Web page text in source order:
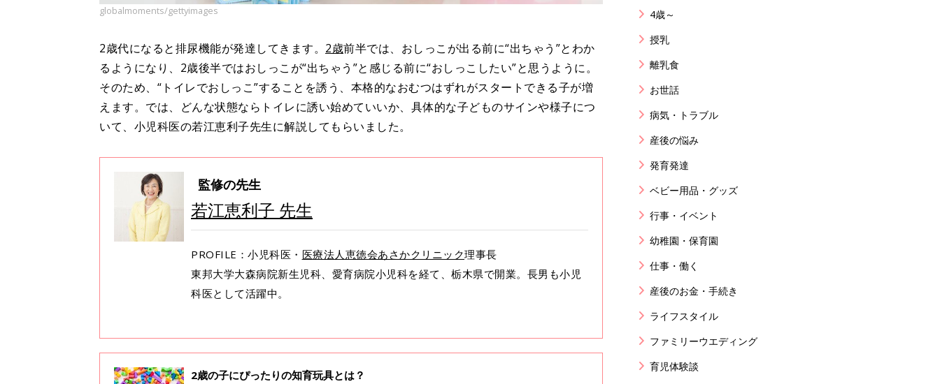
globalmoments/gettyimages
2歳代になると排尿機能が発達してきます。 2歳前半では、おしっこが出る前に“出ちゃう”とわか
るようになり、2歳後半ではおしっこが“出ちゃう”と感じる前に“おしっこしたい”と思うように。
そのため、“トイレでおしっこ”することを誘う、本格的なおむつはずれがスタートできる子が増
えます。では、どんな状態ならトイレに誘い始めていいか、具体的な子どものサインや様子につ
いて、小児科医の若江恵利子先生に解説してもらいました。
監修の先生
若江恵利子 先生
PROFILE：小児科医・ 医療法人恵徳会あさかクリニック理事長
東邦大学大森病院新生児科、愛育病院小児科を経て、栃木県で開業。長男も小児
科医として活躍中。
2歳の子にぴったりの知育玩具とは？
4歳～
授乳
離乳食
お世話
病気・トラブル
産後の悩み
発育発達
ベビー用品・グッズ
行事・イベント
幼稚園・保育園
仕事・働く
産後のお金・手続き
ライフスタイル
ファミリーウエディング
育児体験談